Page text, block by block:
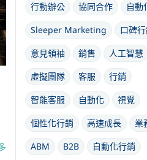
行動辦公
協同合作
自動
Sleeper Marketing
口碑
意見領袖
銷售
人工智慧
虛擬團隊
客服
行銷
智能客服
自動化
視覺
個性化行銷
高速成長
業
ABM
B2B
自動化行銷